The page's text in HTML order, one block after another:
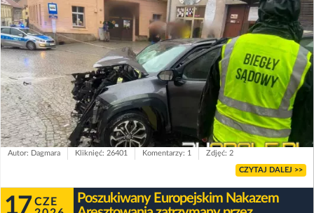
Autor: Dagmara Kliknięć: 26401 Komentarzy: 1 Zdjęć: 2
CZYTAJ DALEJ >>
17 CZE
Poszukiwany Europejskim Nakazem